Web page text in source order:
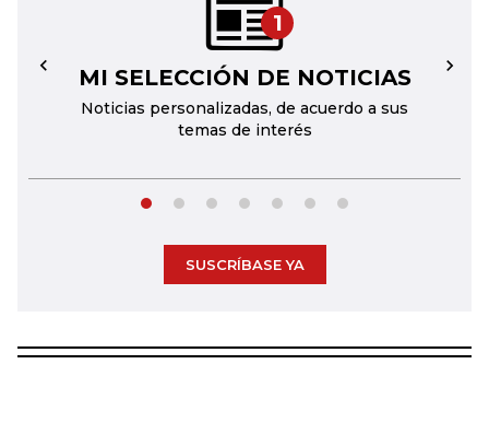
1
MI SELECCIÓN DE NOTICIAS
Noticias personalizadas, de acuerdo a sus
temas de interés
← →
SUSCRÍBASE YA